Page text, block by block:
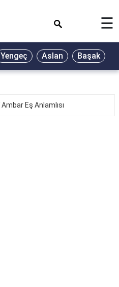
☰
Yengeç Aslan Başak
Ambar Eş Anlamlısı